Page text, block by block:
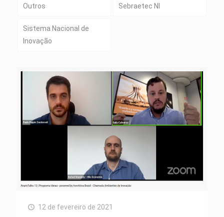
Outros Sebraetec NI
Sistema Nacional de
Inovação
12 de fevereiro de 2021